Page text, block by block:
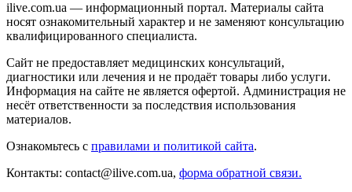
ilive.com.ua — информационный портал. Материалы сайта
носят ознакомительный характер и не заменяют консультацию
квалифицированного специалиста.
Сайт не предоставляет медицинских консультаций,
диагностики или лечения и не продаёт товары либо услуги.
Информация на сайте не является офертой. Администрация не
несёт ответственности за последствия использования
материалов.
Ознакомьтесь с правилами и политикой сайта.
Контакты: contact@ilive.com.ua, форма обратной связи.